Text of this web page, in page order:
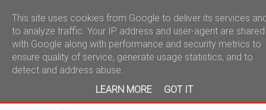
telegram
BRE
This site uses cookies from Google to deliver its services
to analyze traffic. Your IP address and user-agent are shared
with Google along with performance and security metrics to
ensure quality of service, generate usage statistics, and to
detect and address abuse.
LEARN MORE
GOT IT